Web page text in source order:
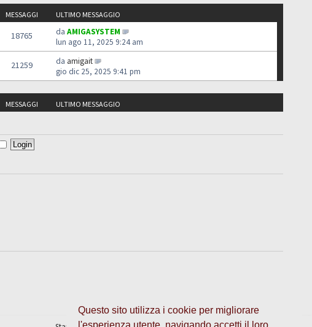
Questo sito utilizza i cookie per migliorare
l'esperienza utente, navigando accetti il loro
MESSAGGI ULTIMO MESSAGGIO
18765 da AMIGASYSTEM
lun ago 11, 2025 9:24 am
21259 da amigait
gio dic 25, 2025 9:41 pm
MESSAGGI ULTIMO MESSAGGIO